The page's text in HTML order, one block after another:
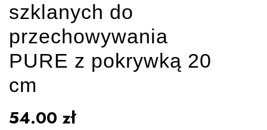
szklanych do
przechowywania
PURE z pokrywką 20
cm
54.00 zł